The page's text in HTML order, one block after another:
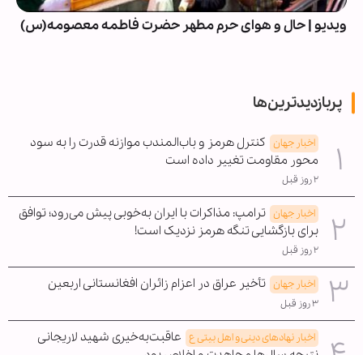
ویدیو | حال و هوای حرم مطهر حضرت فاطمه معصومه(س)
پربازدیدترین‌ها
اخبار جهان کنترل هرمز و باب‌المندب موازنه قدرت را به سود
محور مقاومت تغییر داده است
۲ روز قبل
اخبار جهان ترامپ: مذاکرات با ایران به‌خوبی پیش می‌رود؛ توافق
برای بازگشایی تنگه هرمز نزدیک است!
۲ روز قبل
اخبار جهان تأخیر عراق در اعزام زائران افغانستانی اربعین
۳ روز قبل
اخبار نهادهای دینی و اهل بیتی ع عاقبت‌به‌خیری شهید لاریجانی